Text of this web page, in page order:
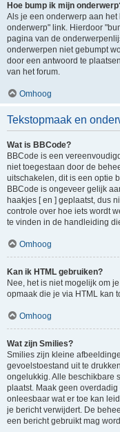
Hoe bump ik mijn
Als je een onderwerp aan
onderwerp" link. Hierdoor
pagina van de
onderwerpen niet gebumpt
door een antwoord te
van het forum.
Omhoog
Tekstopmaak en
Wat is BBCode?
BBCode is een
niet toegestaan door de
uitschakelen, dit is een optie
BBCode is ongeveer gelijk
haakjes [ en ] geplaatst, dus
controle over hoe iets wordt
te vinden in de handleiding
Omhoog
Kan ik HTML gebruiken?
Nee, het is niet mogelijk om
opmaak die je via HTML kan
Omhoog
Wat zijn Smilies?
Smilies zijn kleine
gevoelstoestand uit te
ongelukkig. Alle beschikbare
plaatst. Maak geen
onleesbaar wat er toe kan
je bericht verwijdert. De
een bericht gebruikt mag